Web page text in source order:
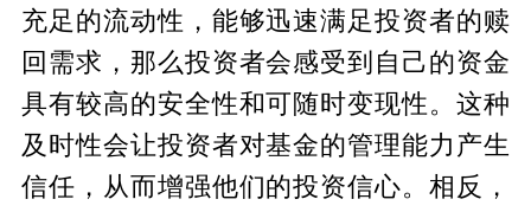
充足的流动性，能够迅速满足投资者的赎
回需求，那么投资者会感受到自己的资金
具有较高的安全性和可随时变现性。这种
及时性会让投资者对基金的管理能力产生
信任，从而增强他们的投资信心。相反，